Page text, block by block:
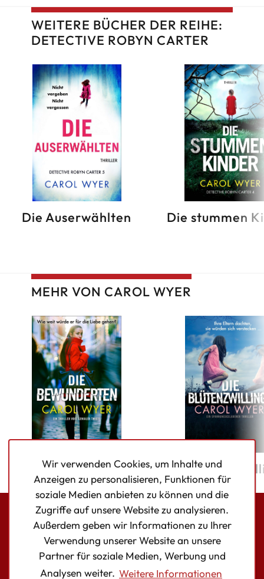
WEITERE BÜCHER DER REIHE:
DETECTIVE ROBYN CARTER
Die Auserwählten Die stummen
MEHR VON CAROL WYER
Die Bewunderten Die
FacebookInstagram
Twitter
Wir verwenden Cookies, um Inhalte und
Anzeigen zu personalisieren, Funktionen für
soziale Medien anbieten zu können und die
Zugriffe auf unsere Website zu analysieren.
Außerdem geben wir Informationen zu Ihrer
Verwendung unserer Website an unsere
Partner für soziale Medien, Werbung und
Analysen weiter. Weitere Informationen